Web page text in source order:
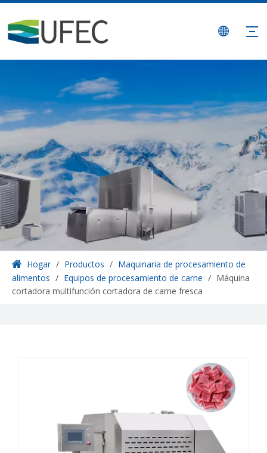
Hogar / Productos / Maquinaria de procesamiento de
alimentos / Equipos de procesamiento de carne / Máquina
cortadora multifunción cortadora de carne fresca